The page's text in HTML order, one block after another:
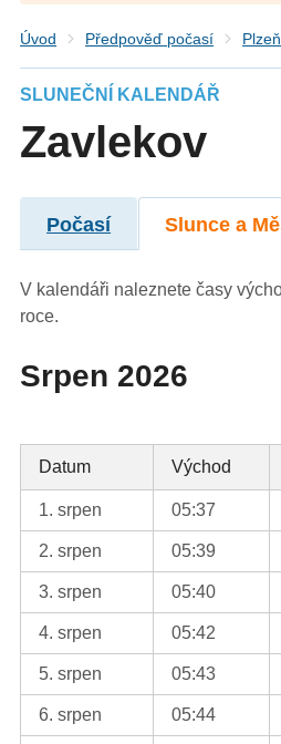
Úvod Předpověď počasí
SLUNEČNÍ KALENDÁŘ
Zavlekov
Počasí Slunce a
V kalendáři naleznete časy
roce.
Srpen 2026
Datum Východ
1. srpen 05:37
2. srpen 05:39
3. srpen 05:40
4. srpen 05:42
5. srpen 05:43
6. srpen 05:44